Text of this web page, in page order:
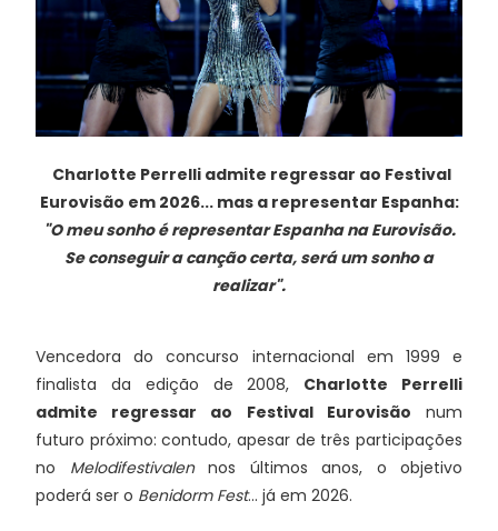
Charlotte Perrelli admite regressar ao Festival
Eurovisão em 2026... mas a representar Espanha:
"O meu sonho é representar Espanha na Eurovisão.
Se conseguir a canção certa, será um sonho a
realizar".
Vencedora do concurso internacional em 1999 e
finalista da edição de 2008, Charlotte Perrelli
admite regressar ao Festival Eurovisão num
futuro próximo: contudo, apesar de três participações
no Melodifestivalennos últimos anos, o objetivo
poderá ser o Benidorm Fest... já em 2026.